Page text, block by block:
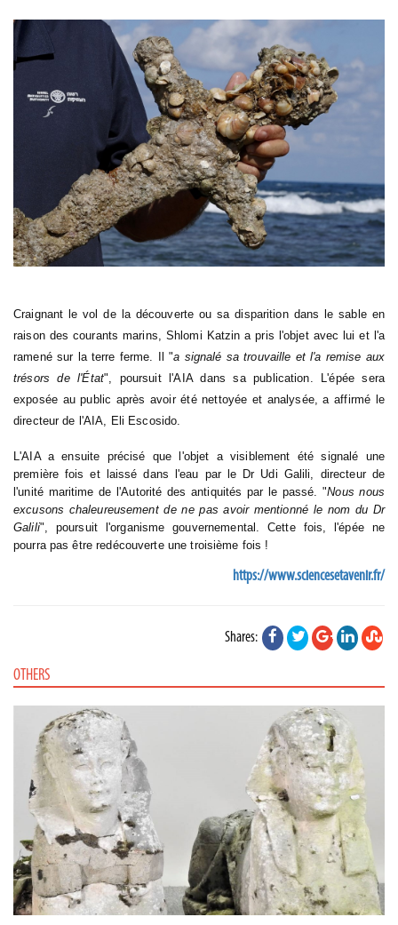
Craignant le vol de la découverte ou sa disparition dans le sable en
raison des courants marins, Shlomi Katzin a pris l'objet avec lui et l'a
ramené sur la terre ferme. Il "a signalé sa trouvaille et l'a remise aux
trésors de l'État", poursuit l'AIA dans sa publication. L'épée sera
exposée au public après avoir été nettoyée et analysée, a affirmé le
directeur de l'AIA, Eli Escosido.
L'AIA a ensuite précisé que l'objet a visiblement été signalé une
première fois et laissé dans l'eau par le Dr Udi Galili, directeur de
l'unité maritime de l'Autorité des antiquités par le passé. "Nous nous
excusons chaleureusement de ne pas avoir mentionné le nom du Dr
Galili", poursuit l'organisme gouvernemental. Cette fois, l'épée ne
pourra pas être redécouverte une troisième fois !
https://www.sciencesetavenir.fr/
Shares:
OTHERS